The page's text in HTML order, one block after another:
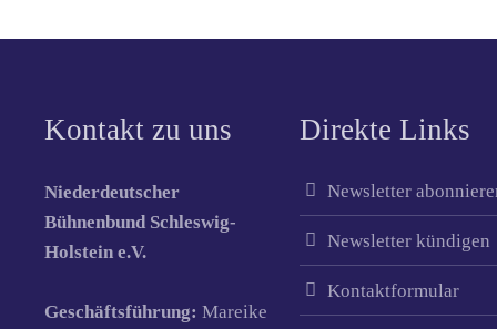
Kontakt zu uns
Niederdeutscher
Bühnenbund Schleswig-
Holstein e.V.
Geschäftsführung:Mareike
Direkte Links
Newsletter
Newsletter kündigen
Kontaktformular